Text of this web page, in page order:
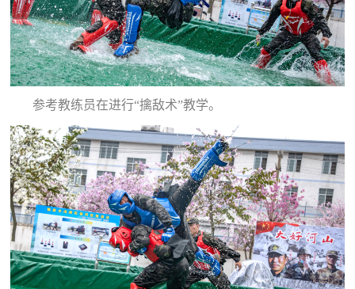
规
国
防
法
国
知
识
国
防
知
识
全
民
国
参考教练员在进行“擒敌术”教学。